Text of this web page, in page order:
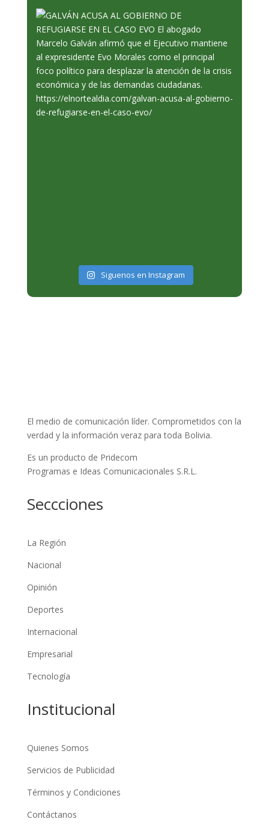
Siguenos en Instagram
El medio de comunicación líder. Comprometidos con la
verdad y la información veraz para toda Bolivia.
Es un producto de Pridecom
Programas e Ideas Comunicacionales S.R.L.
Seccciones
La Región
Nacional
Opinión
Deportes
Internacional
Empresarial
Tecnología
Institucional
Quienes Somos
Servicios de Publicidad
Términos y Condiciones
Contáctanos